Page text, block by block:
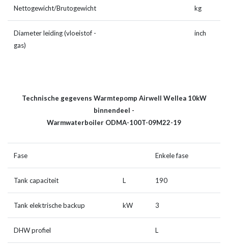
Nettogewicht/Brutogewicht kg
Diameter leiding (vloeistof -
gas)
inch
Technische gegevens Warmtepomp Airwell Wellea 10kW
binnendeel -
Warmwaterboiler ODMA-100T-09M22-19
Fase Enkele fase
Tank capaciteit L 190
Tank elektrische backup kW 3
DHW profiel L